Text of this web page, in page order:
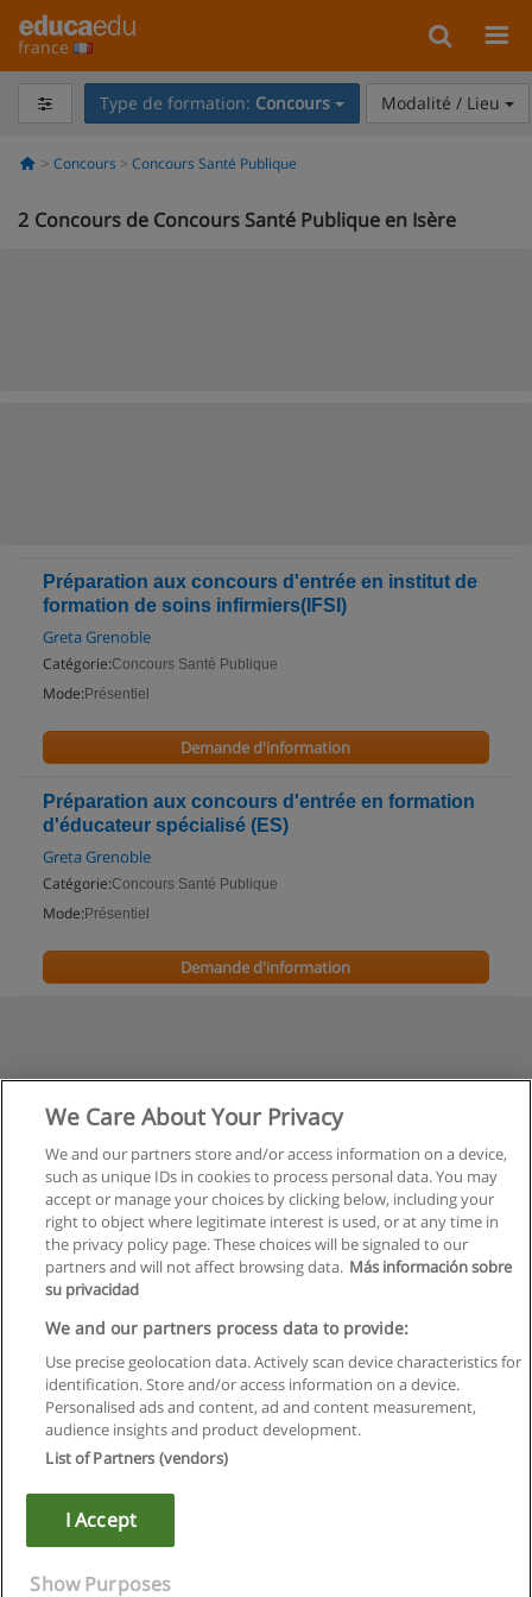
france
Type de formation: Concours Modalité / Lieu
Concours Concours Santé Publique
2 Concours de Concours Santé Publique en Isère
Préparation aux concours d'entrée en institut de
formation de soins infirmiers(IFSI)
Greta Grenoble
Catégorie:Concours Santé Publique
Mode: Présentiel
Demande d'information
Préparation aux concours d'entrée en formation
d'éducateur spécialisé (ES)
Greta Grenoble
Catégorie:Concours Santé Publique
Mode: Présentiel
Demande d'information
Règles d'utilisation
Confidentialité des données
Copyright © Educaedu Business S.L. - CIF : B-95610580: -
We Care About Your Privacy
We and our partners store and/or access information on a device,
such as unique IDs in cookies to process personal data. You may
accept or manage your choices by clicking below, including your
right to object where legitimate interest is used, or at any time in
the privacy policy page. These choices will be signaled to our
partners and will not affect browsing data. Más información sobre
su privacidad
We and our partners process data to provide:
Use precise geolocation data. Actively scan device characteristics for
identification. Store and/or access information on a device.
Personalised ads and content, ad and content measurement,
audience insights and product development.
List of Partners (vendors)
I Accept
Show Purposes